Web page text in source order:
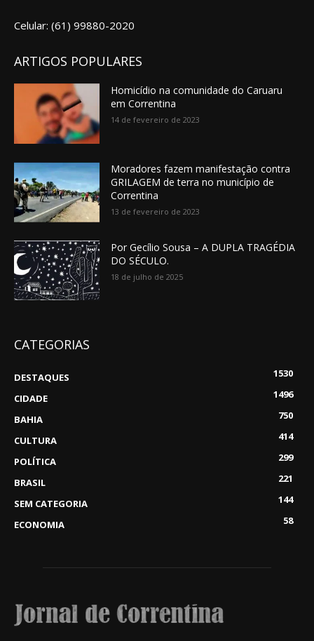
Celular: (61) 99880-2020
ARTIGOS POPULARES
Homicídio na comunidade do Caruaru
em Correntina
14 de fevereiro de 2023
Moradores fazem manifestação contra
GRILAGEM de terra no município de
Correntina
13 de fevereiro de 2023
Por Gecílio Sousa – A DUPLA TRAGÉDIA
DO SÉCULO.
18 de julho de 2025
CATEGORIAS
DESTAQUES
1530
CIDADE
1496
BAHIA
750
CULTURA
414
POLÍTICA
299
BRASIL
221
SEM CATEGORIA
144
ECONOMIA
58